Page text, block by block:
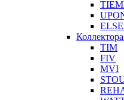
TIM
FIV
MVI